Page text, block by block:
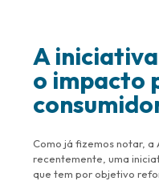
A iniciativa
o impacto
Como já fizemos notar, a
recentemente, uma
que tem por objetivo